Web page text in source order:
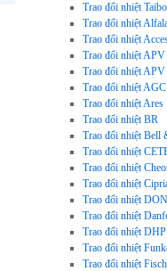
Trao đổi nhiệt
Trao đổi nhiệt
Trao đổi nhiệt
Trao đổi nhiệt APV
Trao đổi nhiệt APV
Trao đổi nhiệt AGC
Trao đổi nhiệt Ares
Trao đổi nhiệt BR
Trao đổi nhiệt Bell
Trao đổi nhiệt
Trao đổi nhiệt
Trao đổi nhiệt
Trao đổi nhiệt
Trao đổi nhiệt
Trao đổi nhiệt
Trao đổi nhiệt
Trao đổi nhiệt